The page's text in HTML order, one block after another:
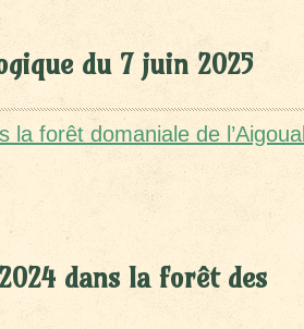
du 7 juin 2025
forêt domaniale de l’Aigoual
dans la forêt des